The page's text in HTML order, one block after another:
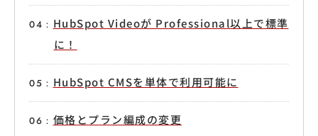
HubSpot Videoが Professional以上で標準
に！
HubSpot CMSを単体で利用可能に
価格とプラン編成の変更